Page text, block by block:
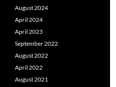
August 2024
April 2024
April 2023
September 2022
August 2022
April 2022
August 2021